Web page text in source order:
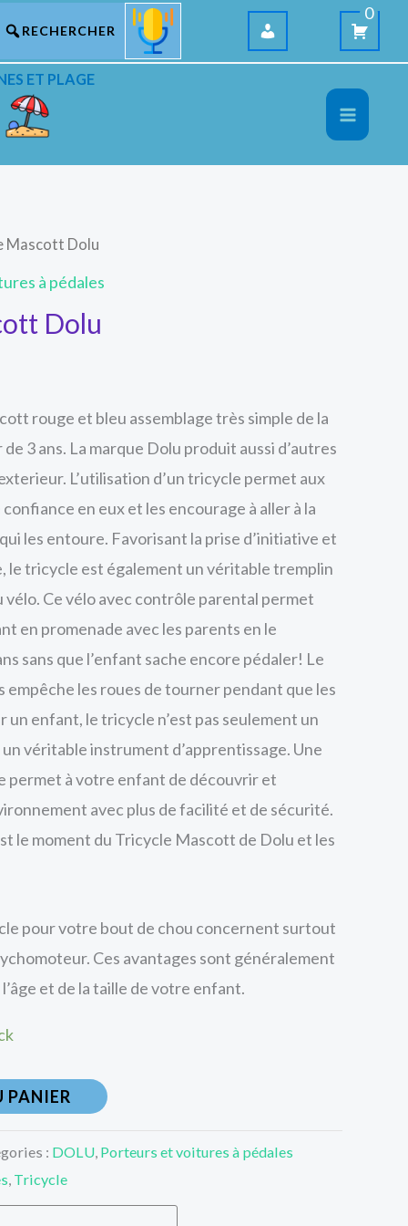
0
ET PLAGE
Mascott Dolu
à pédales
Dolu
rouge et bleu assemblage très simple de la
3 ans. La marque Dolu produit aussi d’autres
L’utilisation d’un tricycle permet aux
en eux et les encourage à aller à la
les entoure. Favorisant la prise d’initiative et
le tricycle est également un véritable tremplin
vélo. Ce vélo avec contrôle parental permet
en promenade avec les parents en le
sans que l’enfant sache encore pédaler! Le
empêche les roues de tourner pendant que les
enfant, le tricycle n’est pas seulement un
véritable instrument d’apprentissage. Une
permet à votre enfant de découvrir et
avec plus de facilité et de sécurité.
le moment du Tricycle Mascott de Dolu et les
pour votre bout de chou concernent surtout
Ces avantages sont généralement
et de la taille de votre enfant.
PANIER
: DOLU, Porteurs et voitures à pédales
, Tricycle